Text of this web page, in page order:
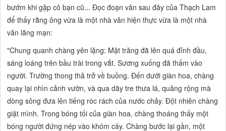
bướm khi gặp cô bạn cũ... Đọc đoạn văn sau đây của Thạch Lam
để thấy rằng ông vừa là một nhà văn hiện thực vừa là một nhà
văn lãng mạn:
"Chung quanh chàng yên lặng: Mặt trăng đã lên quá đỉnh đầu,
sáng loáng trên bầu trài trong vắt. Sương xuống đã thấm vào
người. Trường thong thả trở về buồng. Đến dưới giàn hoa, chàng
quay lại nhìn cảnh vườn, và qua dãy tre thưa lá, quăng rộng mà
dòng sông đưa lên tiếng róc rách của nước chảy. Đột nhiên chàng
giật mình. Trong bóng tối của giàn hoa, chàng thoáng thấy một
bóng người đứng nép vào khóm cây. Chàng bước lại gần, một